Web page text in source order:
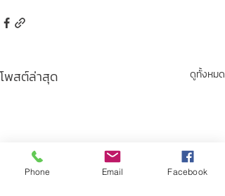
โพสต์ล่าสุด ดูทั้งหมด
Phone Email Facebook